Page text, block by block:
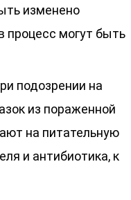
изменено
процесс могут быть
подозрении на
из пораженной
на питательную
и антибиотика, к